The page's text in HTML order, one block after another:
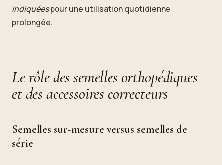
indiquéespour une utilisation quotidienne
prolongée.
Le rôle des semelles orthopédiques
et des accessoires correcteurs
Semelles sur-mesure versus semelles de
série